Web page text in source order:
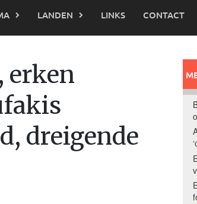
LANDEN LINKS CONTACT
erken
dreigende